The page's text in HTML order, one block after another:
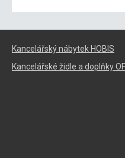
Kancelářský nábytek HOBIS
Kancelářské židle a doplňky